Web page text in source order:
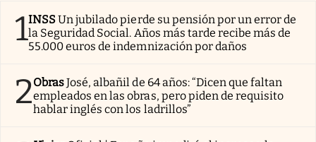
1INSSUn jubilado pierde su pensión por un error de
la Seguridad Social. Años más tarde recibe más de
55.000 euros de indemnización por daños
2ObrasJosé, albañil de 64 años: “Dicen que faltan
empleados en las obras, pero piden de requisito
hablar inglés con los ladrillos”